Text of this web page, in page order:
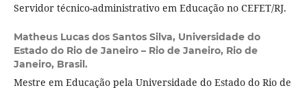
Servidor técnico-administrativo em Educação no CEFET/RJ.
Matheus Lucas dos Santos Silva, Universidade do
Estado do Rio de Janeiro – Rio de Janeiro, Rio de
Janeiro, Brasil.
Mestre em Educação pela Universidade do Estado do Rio de